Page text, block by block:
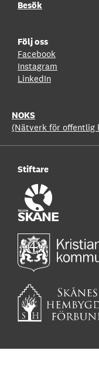
Besök
Följ oss
Facebook
Instagram
LinkedIn
NOKS
(Nätverk för offentlig
Stiftare